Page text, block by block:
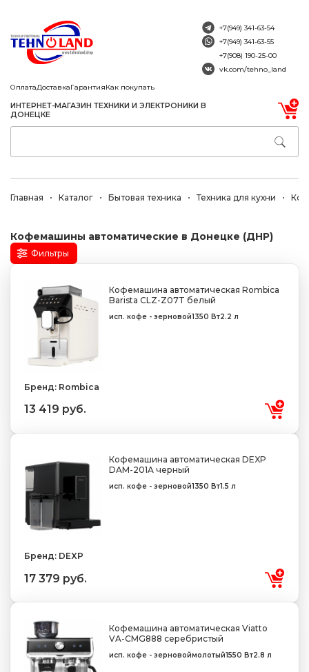
ОплатаДоставкаГарантияКак покупать
ИНТЕРНЕТ-МАГАЗИН ТЕХНИКИ И ЭЛЕКТРОНИКИ В
ДОНЕЦКЕ
+7(949) 341-63-54
+7(949) 341-63-55
+7(908) 190-25-00
vk.com/tehno_land
Главная Каталог Бытовая техника Техника для кухни
Кофемашины автоматические в Донецке (ДНР)
Фильтры
Кофемашина автоматическая Rombica
Barista CLZ-Z07T белый
исп. кофе - зерновой1350 Вт2.2 л
Бренд: Rombica
13 419 руб.
Кофемашина автоматическая DEXP
DAM-201A черный
исп. кофе - зерновой1350 Вт1.5 л
Бренд: DEXP
17 379 руб.
Кофемашина автоматическая Viatto
VA-CMG888 серебристый
исп. кофе - зерновоймолотый1550 Вт2.8 л